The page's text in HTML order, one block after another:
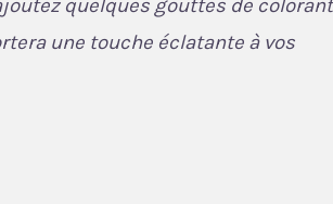
quelques gouttes de colorant
une touche éclatante à vos